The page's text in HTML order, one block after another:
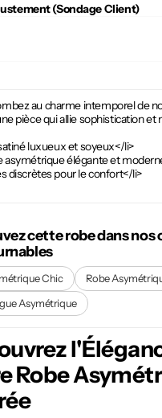
(Sondage Client)
au charme intemporel de
pièce qui allie sophistication et
luxueux et soyeux</li>
asymétrique élégante et
discrètes pour le confort</li>
cette robe dans nos
Chic
Robe
Asymétrique
Robe